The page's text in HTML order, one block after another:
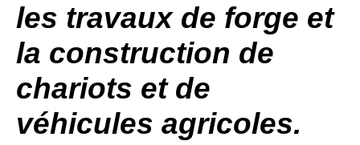
les travaux de forge et
la construction de
chariots et de
véhicules agricoles.